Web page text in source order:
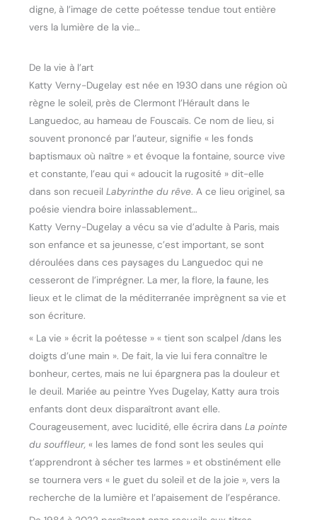
digne, à l’image de cette poétesse tendue tout entière
vers la lumière de la vie…
De la vie à l’art
Katty Verny-Dugelay est née en 1930 dans une région où
règne le soleil, près de Clermont l’Hérault dans le
Languedoc, au hameau de Fouscaïs. Ce nom de lieu, si
souvent prononcé par l’auteur, signifie « les fonds
baptismaux où naître » et évoque la fontaine, source vive
et constante, l’eau qui « adoucit la rugosité » dit-elle
dans son recueilLabyrinthe du rêve. A ce lieu originel, sa
poésie viendra boire inlassablement…
Katty Verny-Dugelay a vécu sa vie d’adulte à Paris, mais
son enfance et sa jeunesse, c’est important, se sont
déroulées dans ces paysages du Languedoc qui ne
cesseront de l’imprégner. La mer, la flore, la faune, les
lieux et le climat de la méditerranée imprègnent sa vie et
son écriture.
« La vie » écrit la poétesse » « tient son scalpel /dans les
doigts d’une main ». De fait, la vie lui fera connaître le
bonheur, certes, mais ne lui épargnera pas la douleur et
le deuil. Mariée au peintre Yves Dugelay, Katty aura trois
enfants dont deux disparaîtront avant elle.
Courageusement, avec lucidité, elle écrira dansLa pointe
du souffleur, « les lames de fond sont les seules qui
t’apprendront à sécher tes larmes » et obstinément elle
se tournera vers « le guet du soleil et de la joie », vers la
recherche de la lumière et l’apaisement de l’espérance.